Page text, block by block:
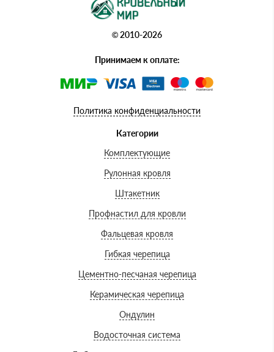
© 2010-2026
Принимаем к оплате:
Политика конфиденциальности
Категории
Комплектующие
Рулонная кровля
Штакетник
Профнастил для кровли
Фальцевая кровля
Гибкая черепица
Цементно-песчаная черепица
Керамическая черепица
Ондулин
Водосточная система